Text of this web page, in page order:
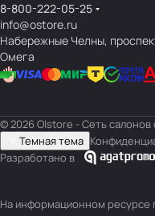
8-800-222-05-25
info@ostore.ru
Набережные Челны,
Омега
© 2026 O|store - Сеть салонов
Темная тема
Разработано в
На информационном ресурсе